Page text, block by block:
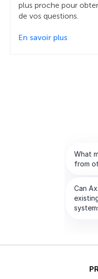
plus proche pour
de vos questions.
En savoir plus